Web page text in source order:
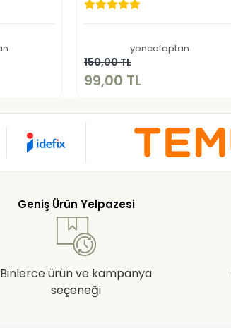
Model
yoncatoptan
150,00 TL
99,00 TL
Geniş Ürün Yelpazesi
Binlerce ürün ve kampanya
seçeneği